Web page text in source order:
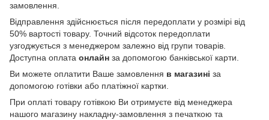
замовлення.
Відправлення здійснюється після передоплати у розмірі від
50% вартості товару. Точний відсоток передоплати
узгоджується з менеджером залежно від групи товарів.
Доступна оплата онлайн за допомогою банківської карти.
Ви можете оплатити Ваше замовлення в магазині за
допомогою готівки або платіжної картки.
При оплаті товару готівкою Ви отримуєте від менеджера
нашого магазину накладну-замовлення з печаткою та